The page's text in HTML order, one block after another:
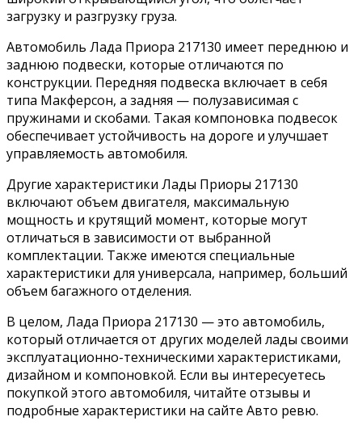
загрузку и разгрузку груза.
Автомобиль Лада Приора 217130 имеет переднюю и
заднюю подвески, которые отличаются по
конструкции. Передняя подвеска включает в себя
типа Макферсон, а задняя — полузависимая с
пружинами и скобами. Такая компоновка подвесок
обеспечивает устойчивость на дороге и улучшает
управляемость автомобиля.
Другие характеристики Лады Приоры 217130
включают объем двигателя, максимальную
мощность и крутящий момент, которые могут
отличаться в зависимости от выбранной
комплектации. Также имеются специальные
характеристики для универсала, например, больший
объем багажного отделения.
В целом, Лада Приора 217130 — это автомобиль,
который отличается от других моделей лады своими
эксплуатационно-техническими характеристиками,
дизайном и компоновкой. Если вы интересуетесь
покупкой этого автомобиля, читайте отзывы и
подробные характеристики на сайте Авто ревю.